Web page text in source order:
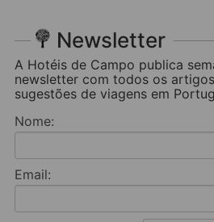
Newsletter
A Hotéis de Campo publica
newsletter com todos os
sugestões de viagens em
Nome:
Email: